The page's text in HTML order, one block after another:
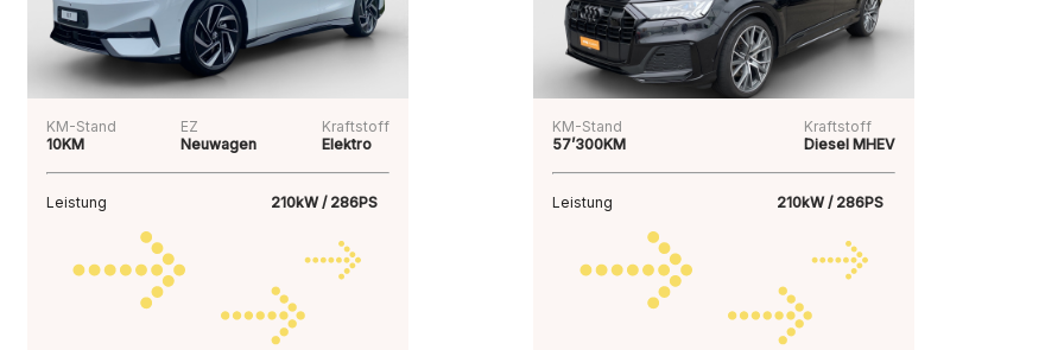
KM-Stand
10KM
EZ
Neuwagen
Kraftstoff
Elektro
Leistung 210kW / 286PS
KM-Stand
57’300KM
Kraftstoff
Diesel MHEV
Leistung 210kW / 286PS